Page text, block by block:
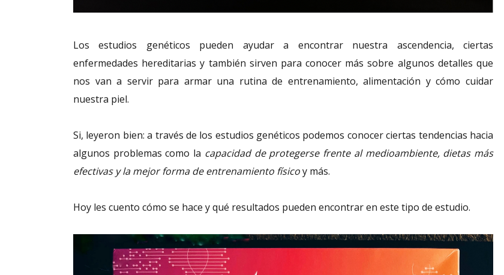
Los estudios genéticos pueden ayudar a encontrar nuestra ascendencia, ciertas
enfermedades hereditarias y también sirven para conocer más sobre algunos detalles que
nos van a servir para armar una rutina de entrenamiento, alimentación y cómo cuidar
nuestra piel.
Si, leyeron bien: a través de los estudios genéticos podemos conocer ciertas tendencias hacia
algunos problemas como la capacidad de protegerse frente al medioambiente, dietas más
efectivas y la mejor forma de entrenamiento físicoy más.
Hoy les cuento cómo se hace y qué resultados pueden encontrar en este tipo de estudio.